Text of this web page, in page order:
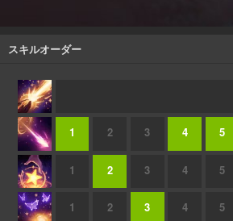
スキルオーダー
1 2 3 4 5
1 2 3 4 5
1 2 3 4 5